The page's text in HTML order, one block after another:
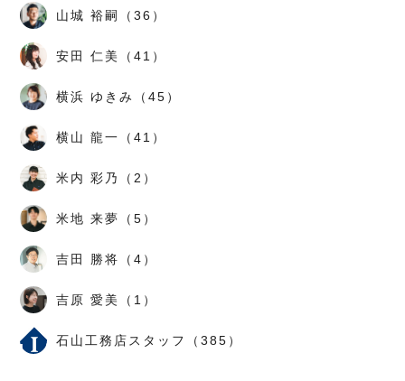
山城 裕嗣（36）
安田 仁美（41）
横浜 ゆきみ（45）
横山 龍一（41）
米内 彩乃（2）
米地 来夢（5）
吉田 勝将（4）
吉原 愛美（1）
石山工務店スタッフ（385）